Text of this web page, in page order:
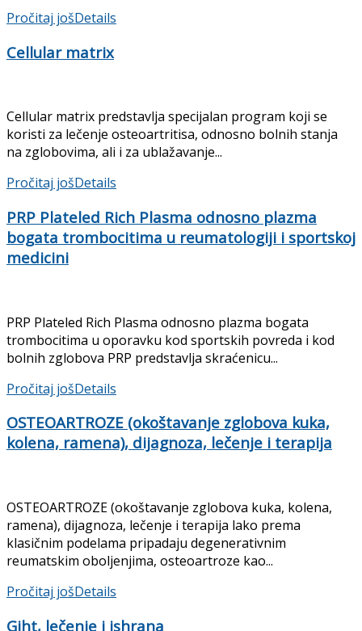
Pročitaj jošDetails
Cellular matrix
Cellular matrix predstavlja specijalan program koji se
koristi za lečenje osteoartritisa, odnosno bolnih stanja
na zglobovima, ali i za ublažavanje...
Pročitaj jošDetails
PRP Plateled Rich Plasma odnosno plazma
bogata trombocitima u reumatologiji i sportskoj
medicini
PRP Plateled Rich Plasma odnosno plazma bogata
trombocitima u oporavku kod sportskih povreda i kod
bolnih zglobova PRP predstavlja skraćenicu...
Pročitaj jošDetails
OSTEOARTROZE (okoštavanje zglobova kuka,
kolena, ramena), dijagnoza, lečenje i terapija
OSTEOARTROZE (okoštavanje zglobova kuka, kolena,
ramena), dijagnoza, lečenje i terapija lako prema
klasičnim podelama pripadaju degenerativnim
reumatskim oboljenjima, osteoartroze kao...
Pročitaj jošDetails
Giht, lečenje i ishrana